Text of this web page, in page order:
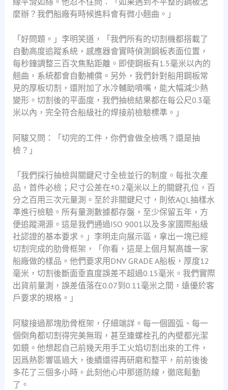
麼辦？我們船廠有時候進料會有微小翹曲。」
「好問題。」李明笑道，「我們所有的切割機都搭載了
自動高度追蹤系統，感應器會實時偵測鋼板表面位置，
每秒鐘調整三百次焦點距離。即使鋼板有1.5毫米以內的
翹曲，系統都會自動補償。另外，我們針對船用鋼板常
見的厚板切割，還附加了水冷輔助噴嘴，能大幅減少熱
變形。切割後的平面度，我們抽檢結果都在每公尺0.3毫
米以內，完全符合船級社的焊接前檢驗標準。」
阿駿又問：「切完的工件，你們會做全檢嗎？還是抽
檢？」
「我們採行抽檢與關鍵尺寸全檢並行的制度。每批次產
品，首件必檢；尺寸公差在±0.2毫米以上的關鍵孔位，百
分之百用三次元量測。至於非關鍵尺寸，則依AQL抽樣水
準進行檢驗。所有量測數據都存盤，至少保留五年，方
便追蹤溯源。這是我們通過ISO 9001以及多家國際船級
社認證的基本要求。」李明走向展示區，拿出一塊已經
切割完成的肋骨框架，「你看，這是上個月幫高雄一家
船廠做的樣品。他們要求用DNV GRADE A船板，厚度12
毫米，切割後斷面垂直度誤差不超過0.15毫米。我們實際
出貨前量測，誤差值落在0.07到0.11毫米之間，遠優於客
戶要求的規格。」
阿駿接過那塊肋骨框架，仔細端詳。每一個圓弧、每一
個倒角都切割得完美無瑕，甚至連螺栓孔的內壁都光潔
如鏡。他想起自己前幾天用手工火焰切割出來的工件，
因爲熱影響區過大，後續還得再研磨和整平，前前後後
多花了三個多小時。此刻他心中那道防線，徹底鬆動
了。